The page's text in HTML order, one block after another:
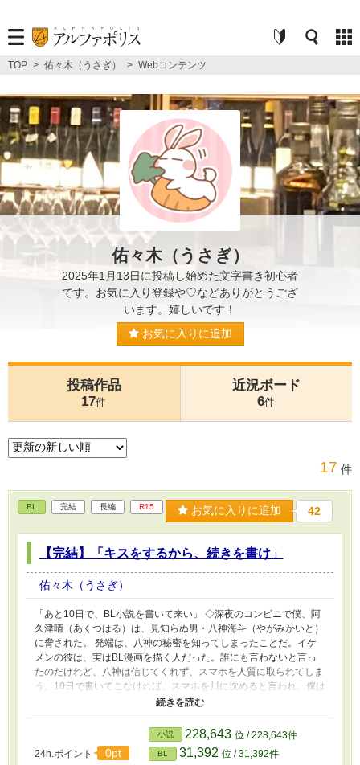
TOP > 佑々木（うさぎ） > Webコンテンツ
佑々木（うさぎ）
2025年1月13日に投稿し始めた文字書き初心者
です。お気に入り登録や♡などありがとうござ
います。嬉しいです！
お気に入りに追加
投稿作品
17件
近況ボード
6件
17 件
BL 完結 長編 R15 お気に入りに追加 42
【完結】「キスをするから、続きを書け」
佑々木（うさぎ）
「あと10日で、BL小説を書いて来い」 ◇深夜のコンビニで僕、阿
久津晴（あくつはる）は、見知らぬ男・八神海斗（やがみかいと）
に脅された。 発端は、八神の秘密を知ってしまったことだ。イケ
メンの彼は、実はBL漫画を描く人だった。誰にも言わないと言っ
たのだけれど、八神は信じてくれず、スマホを人質に取られてしま
う。10日で書いてこなければ、スマホを川に沈めると言われ、僕は
条件を飲んで生まれて初めてBL小説を書いた。でも、ようやく書
ネットで人気の漫画描き八神海斗(18)×サークルでひっそり小説を
書く阿久津晴(18)。 ◇創作を通して変わっていく大学生ふたりの青
春ラブストーリーです。 ◇「第1回青春×BL小説カップ」参加作品
24h.ポイント 0pt
小説 228,643 位 / 228,643件
BL 31,392 位 / 31,392件